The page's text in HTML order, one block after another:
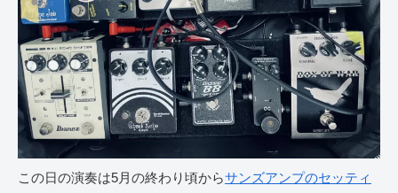
この日の演奏は5月の終わり頃からサンズアンプのセッティ